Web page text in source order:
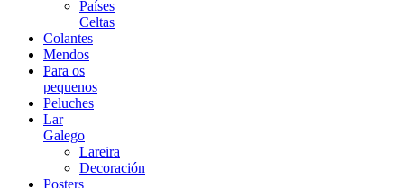
Países
Celtas
Colantes
Mendos
Para os
pequenos
Peluches
Lar
Galego
Lareira
Decoración
Posters